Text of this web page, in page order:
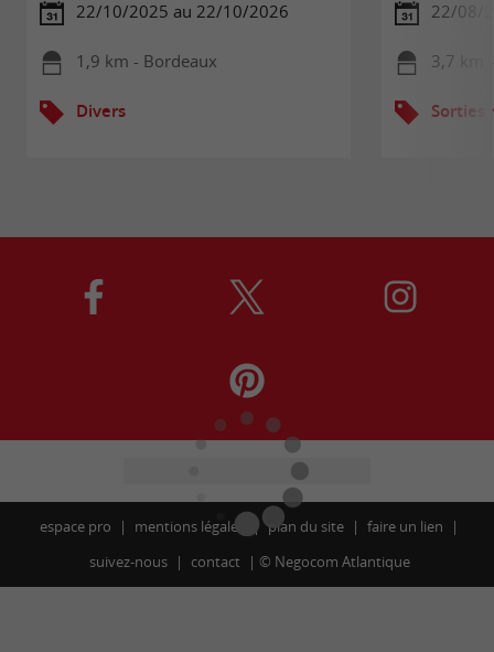
22/10/2025 au 22/10/2026
1,9 km - Bordeaux
Divers
22/08/
3,7 km
Sorties
espace pro mentions légales plan du site
faire un lien
suivez-nous
contact © Negocom Atlantique